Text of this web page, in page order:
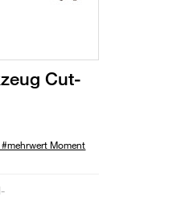
Cut-
#mehrwert Moment